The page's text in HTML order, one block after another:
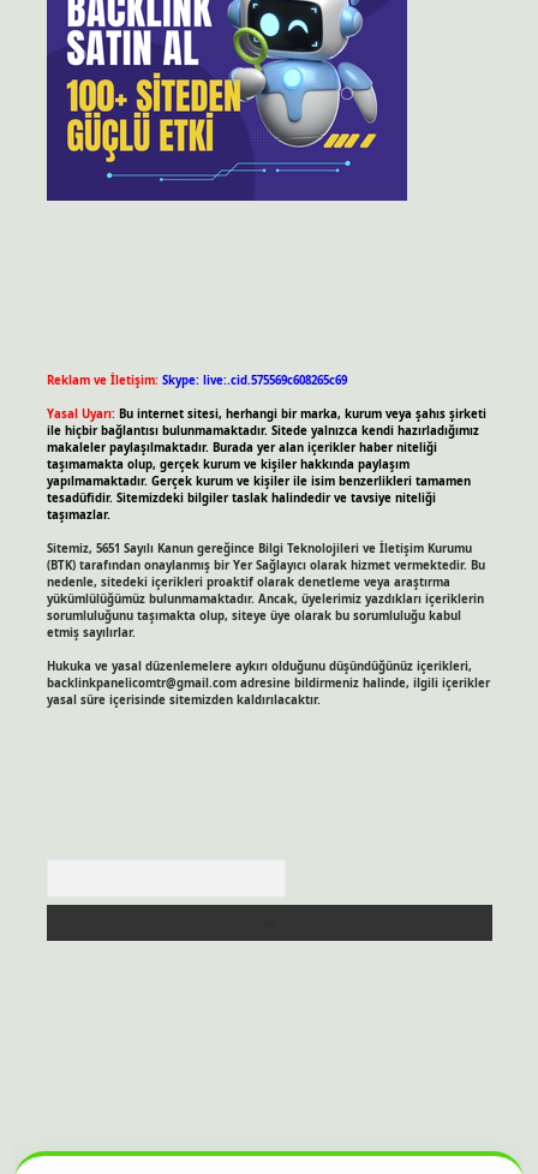
Reklam ve İletişim: Skype: live:.cid.575569c608265c69
Yasal Uyarı: Bu internet sitesi, herhangi bir marka, kurum veya şahıs şirketi
ile hiçbir bağlantısı bulunmamaktadır. Sitede yalnızca kendi hazırladığımız
makaleler paylaşılmaktadır. Burada yer alan içerikler haber niteliği
taşımamakta olup, gerçek kurum ve kişiler hakkında paylaşım
yapılmamaktadır. Gerçek kurum ve kişiler ile isim benzerlikleri tamamen
tesadüfidir. Sitemizdeki bilgiler taslak halindedir ve tavsiye niteliği
taşımazlar.
Sitemiz, 5651 Sayılı Kanun gereğince Bilgi Teknolojileri ve İletişim Kurumu
(BTK) tarafından onaylanmış bir Yer Sağlayıcı olarak hizmet vermektedir. Bu
nedenle, sitedeki içerikleri proaktif olarak denetleme veya araştırma
yükümlülüğümüz bulunmamaktadır. Ancak, üyelerimiz yazdıkları içeriklerin
sorumluluğunu taşımakta olup, siteye üye olarak bu sorumluluğu kabul
etmiş sayılırlar.
Hukuka ve yasal düzenlemelere aykırı olduğunu düşündüğünüz içerikleri,
backlinkpanelicomtr@gmail.comadresine bildirmeniz halinde, ilgili içerikler
yasal süre içerisinde sitemizden kaldırılacaktır.